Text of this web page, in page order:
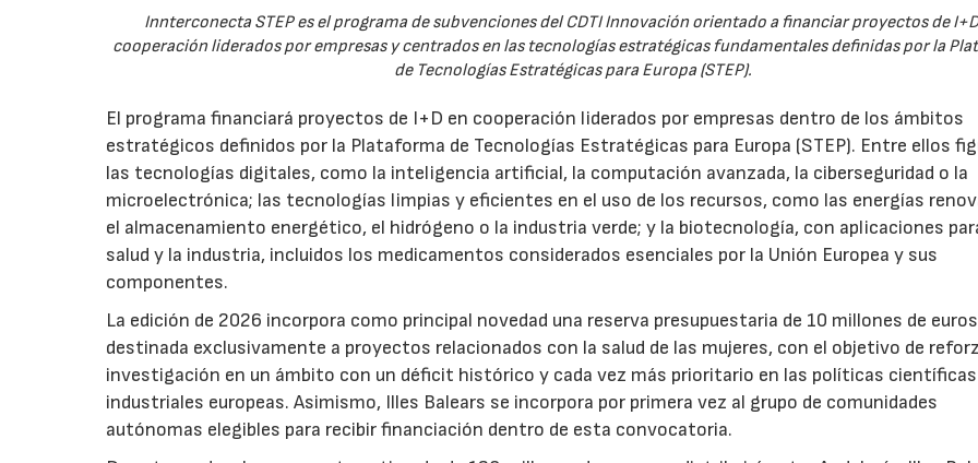
Innterconecta STEP es el programa de subvenciones del CDTI Innovación orientado a financiar proyectos de
cooperación liderados por empresas y centrados en las tecnologías estratégicas fundamentales definidas por la
de Tecnologías Estratégicas para Europa (STEP).
El programa financiará proyectos de I+D en cooperación liderados por empresas dentro de los ámbitos
estratégicos definidos por la Plataforma de Tecnologías Estratégicas para Europa (STEP). Entre ellos
las tecnologías digitales, como la inteligencia artificial, la computación avanzada, la ciberseguridad o la
microelectrónica; las tecnologías limpias y eficientes en el uso de los recursos, como las energías
el almacenamiento energético, el hidrógeno o la industria verde; y la biotecnología, con aplicaciones
salud y la industria, incluidos los medicamentos considerados esenciales por la Unión Europea y sus
componentes.
La edición de 2026 incorpora como principal novedad una reserva presupuestaria de 10 millones de euros
destinada exclusivamente a proyectos relacionados con la salud de las mujeres, con el objetivo de
investigación en un ámbito con un déficit histórico y cada vez más prioritario en las políticas científicas
industriales europeas. Asimismo, Illes Balears se incorpora por primera vez al grupo de comunidades
autónomas elegibles para recibir financiación dentro de esta convocatoria.